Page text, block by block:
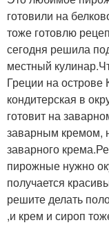
готовили на
тоже готовлю
сегодня решила
местный
Греции на острове
кондитерская в
готовит на
заварным кремом,
заварного
пирожные нужно
получается
решите делать
,и крем и сироп